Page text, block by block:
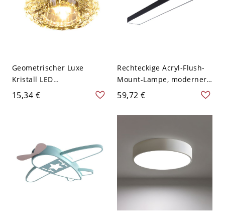
Geometrischer Luxe
Kristall LED
Deckenstrahler für Flur
15,34 €
Rechteckige Acryl-Flush-
Mount-Lampe, moderner
Stil, LED, schwarze
das Büro - 110V-120V
59,72 €